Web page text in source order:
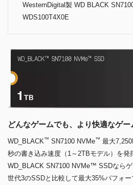
WesternDigital製 WD BLACK
WDS100T4X0E
どんなゲームでも、より快適なゲー
WD_BLACK™ SN7100 NVMe™ 最大
秒の書き込み速度（1～2TBモデル）を発
WD_BLACK SN7100 NVMe™ SSDなら
世代3のSSDと比較して最大35%パフォー